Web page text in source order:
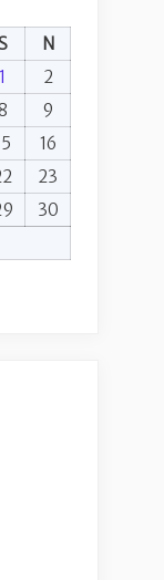
N
1
2
9
16
23
30